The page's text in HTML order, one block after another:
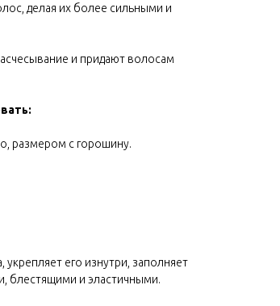
делая их более сильными и
и придают волосам
размером с горошину.
его изнутри, заполняет
блестящими и эластичными.